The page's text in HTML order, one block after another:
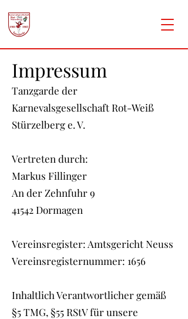
Impressum
Tanzgarde der
Karnevalsgesellschaft Rot-Weiß
Stürzelberg e. V.
Vertreten durch:
Markus Fillinger
An der Zehnfuhr 9
41542 Dormagen
Vereinsregister: Amtsgericht Neuss
Vereinsregisternummer: 1656
Inhaltlich Verantwortlicher gemäß
§5 TMG, §55 RStV für unsere